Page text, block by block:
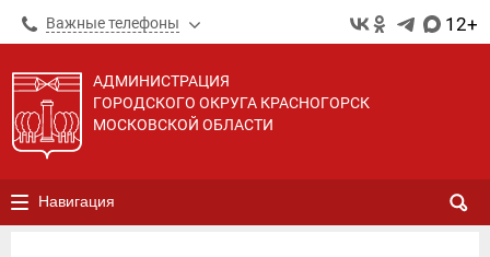
Важные телефоны 12+
АДМИНИСТРАЦИЯ
ГОРОДСКОГО ОКРУГА КРАСНОГОРСК
МОСКОВСКОЙ ОБЛАСТИ
Навигация